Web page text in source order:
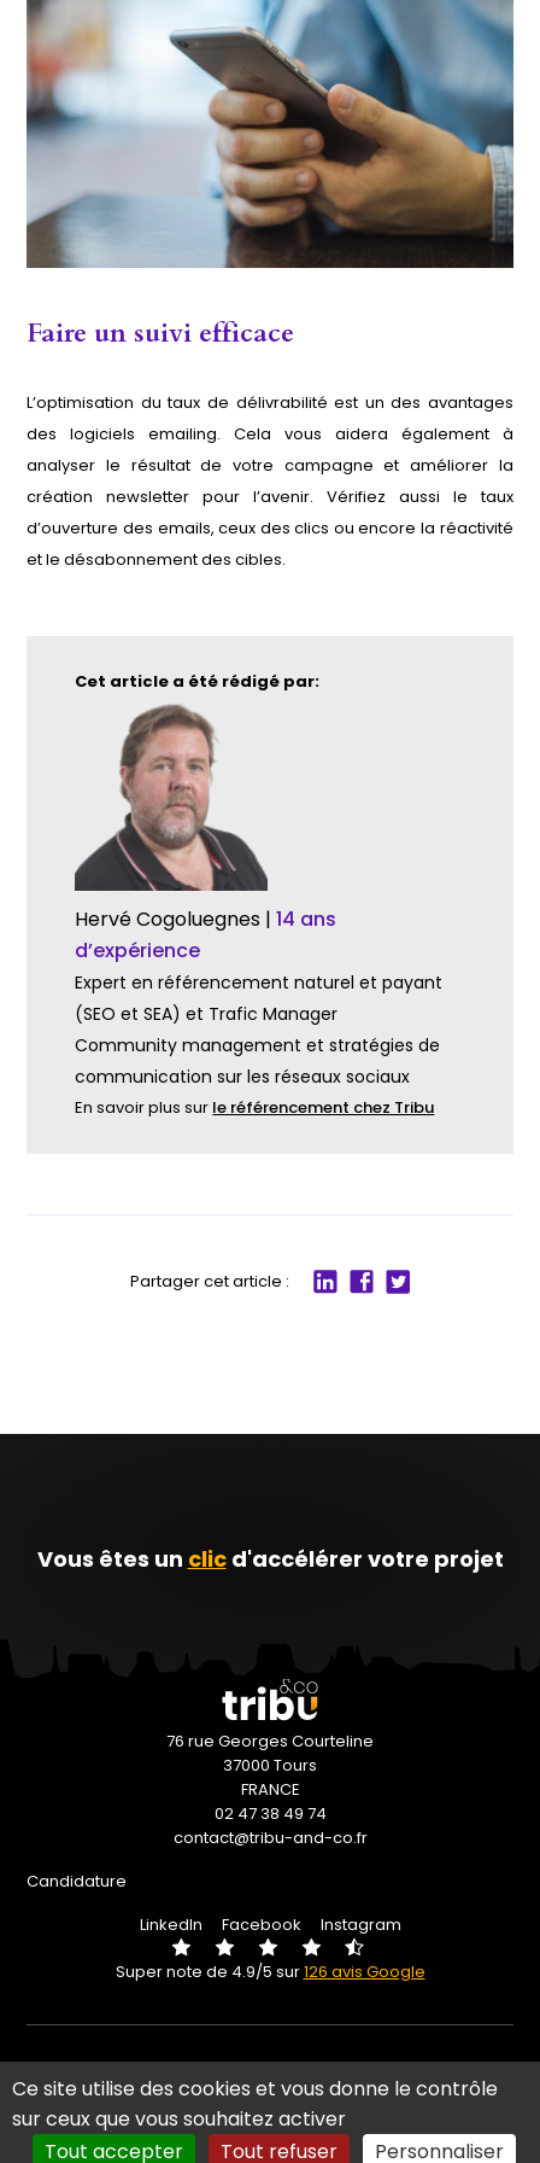
Faire un suivi efficace
L’optimisation du taux de délivrabilité est un des avantages
des logiciels emailing. Cela vous aidera également à
analyser le résultat de votre campagne et améliorer la
création newsletter pour l’avenir. Vérifiez aussi le taux
d’ouverture des emails, ceux des clics ou encore la réactivité
et le désabonnement des cibles.
Cet article a été rédigé par:
Hervé Cogoluegnes |14 ans
d’expérience
Expert en référencement naturel et payant
(SEO et SEA) et Trafic Manager
Community management et stratégies de
communication sur les réseaux sociaux
En savoir plus sur le référencement chez Tribu
Partager cet article :
PartagerPartagerPartager
Vous êtes un clicd'accélérer votre projet
76 rue Georges Courteline
37000 Tours
FRANCE
02 47 38 49 74
contact@tribu-and-co.fr
Candidature
LinkedIn
Facebook Instagram
Super note de 4.9/5 sur126 avis Google
Politique d'accessibilité
Mentions légales
Ce site utilise des cookies et vous donne le contrôle
sur ceux que vous souhaitez activer
Tout accepter
Tout refuser Personnaliser